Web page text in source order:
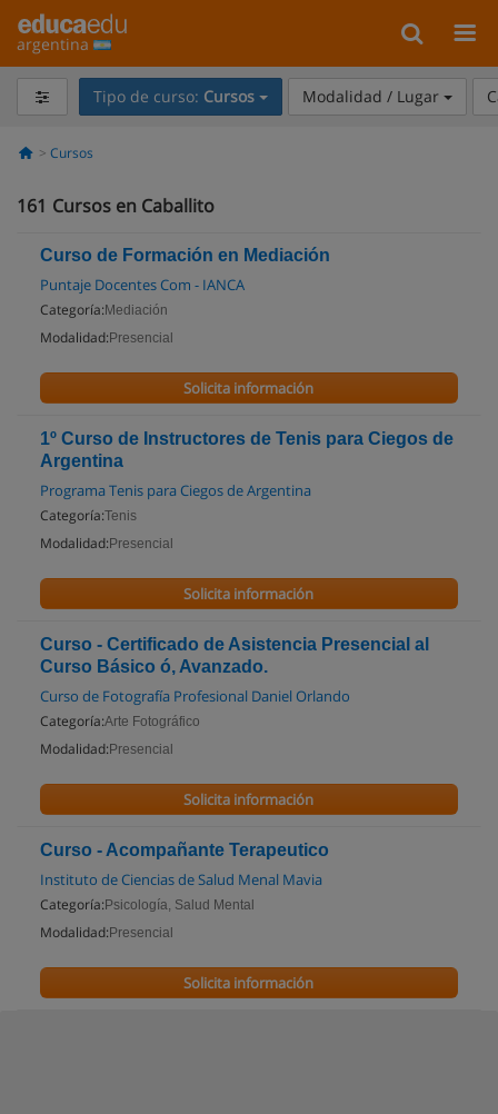
argentina
Tipo de curso: Cursos Modalidad / Lugar
Cursos
161 Cursos en Caballito
Curso de Formación en Mediación
Puntaje Docentes Com - IANCA
Categoría: Mediación
Modalidad: Presencial
Solicita información
1º Curso de Instructores de Tenis para Ciegos de
Argentina
Programa Tenis para Ciegos de Argentina
Categoría:Tenis
Modalidad: Presencial
Solicita información
Curso - Certificado de Asistencia Presencial al
Curso Básico ó, Avanzado.
Curso de Fotografía Profesional Daniel Orlando
Categoría:Arte Fotográfico
Modalidad: Presencial
Solicita información
Curso - Acompañante Terapeutico
Instituto de Ciencias de Salud Menal Mavia
Categoría: Psicología, Salud Mental
Modalidad: Presencial
Solicita información